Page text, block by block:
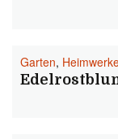
Garten,